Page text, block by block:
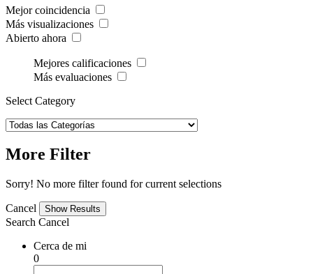
Mejor coincidencia
Más visualizaciones
Abierto ahora
Mejores calificaciones
Más evaluaciones
Select Category
More Filter
Sorry! No more filter found for current selections
Cancel
Search Cancel
Cerca de mi
0